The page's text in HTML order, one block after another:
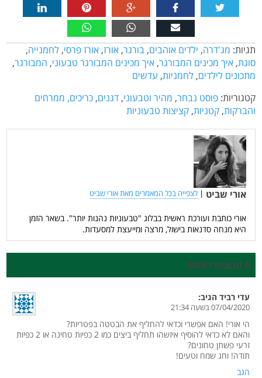
תגיות: מג'דרה, ילדים אוהבים, בורגר, אורז, אורז פרסי, לחמנייה,
סוגת, איך מכינים המבורגר, איך מכינים המבורגר טבעוני, המבורגר,
מתכונים לילדים, לחמניות, עדשים
קטגוריות: פוסט נבחר, מהיר וטבעוני, דגנים, כריכים, ממרחים
והברקות, קטניות, קציצות טבעוניות
אורי שביט | לצפייה בכל המאמרים מאת אורי שביט
אורי כותבת ועורכת ראשית בבלוג "טבעוניות נהנות יותר". בשאר הזמן
היא מנחה סדנאות בישול, מרצה ומייעצת למסעדות.
6 תגובות לפוסט
עדי רביד הגיב:
07/04/2020 בשעה 21:34
הי אורי! האם אפשרי וכדאי להחליף את הבטטה בפטריות?
והאם לא כדאי להוסיף איזשהו תחליף ביצים כמו 2 כפיות טחינה או 2 כפיות
זרעי פשתן טחונים?
תודה! וחג שמח וטעים!
הגב